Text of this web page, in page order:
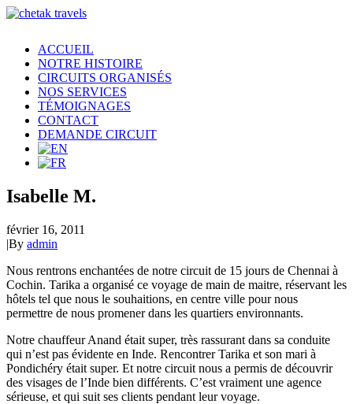
ACCUEIL
NOTRE HISTOIRE
CIRCUITS ORGANISÉS
NOS SERVICES
TÉMOIGNAGES
CONTACT
DEMANDE CIRCUIT
Isabelle M.
février 16, 2011
|By admin
Nous rentrons enchantées de notre circuit de 15 jours de Chennai à
Cochin. Tarika a organisé ce voyage de main de maitre, réservant les
hôtels tel que nous le souhaitions, en centre ville pour nous
permettre de nous promener dans les quartiers environnants.
Notre chauffeur Anand était super, très rassurant dans sa conduite
qui n’est pas évidente en Inde. Rencontrer Tarika et son mari à
Pondichéry était super. Et notre circuit nous a permis de découvrir
des visages de l’Inde bien différents. C’est vraiment une agence
sérieuse, et qui suit ses clients pendant leur voyage.